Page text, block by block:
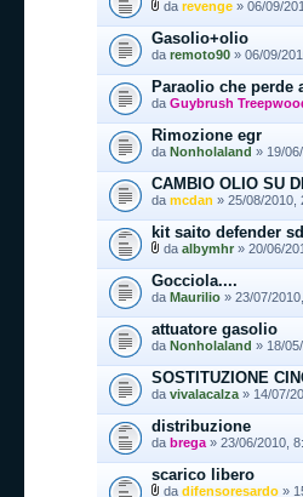
da revenge » 06/09/
Gasolio+olio
da remoto90 » 06/09/
Paraolio che perde
da Guybrush
Rimozione egr
da Nonholaland » 19/
CAMBIO OLIO SU
da mcdan » 25/08/2010,
kit saito defender
da albymhr » 20/06/
Gocciola....
da Maurilio » 23/07/
attuatore gasolio
da Nonholaland » 18/
SOSTITUZIONE
da vivalacalza » 14/07/
distribuzione
da brega » 23/06/2010,
scarico libero
da difensoresardo »